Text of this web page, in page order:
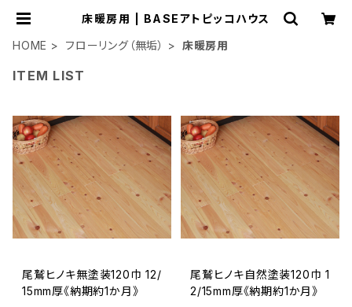
床暖房用 | BASEアトピッコハウス
HOME
フローリング（無垢） 床暖房用
ITEM LIST
尾鷲ヒノキ無塗装120巾 12/
15mm厚《納期約1か月》
尾鷲ヒノキ自然塗装120巾 1
2/15mm厚《納期約1か月》